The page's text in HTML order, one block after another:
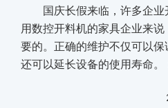
国庆长假来临，许多企
用数控开料机的家具企业来
要的。正确的维护不仅可以保
还可以延长设备的使用寿命